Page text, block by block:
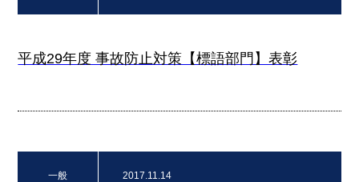
平成29年度 事故防止対策【標語部門】表彰
一般 2017.11.14